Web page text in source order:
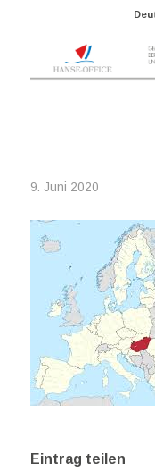
9. Juni 2020
Eintrag teilen